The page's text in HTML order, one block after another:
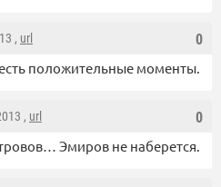
0
, url
положительные моменты.
0
, url
Эмиров не наберется.